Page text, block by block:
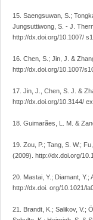
15. Saengsuwan, S.;
Jungsuttiwong, S. - J.
http://dx.doi.org/10.1007/
16. Chen, S.; Jin, J. &
http://dx.doi.org/10.1007/
17. Jin, J., Chen, S. J. &
http://dx.doi.org/10.3144/
18. Guimarães, L. M. &
19. Zou, P.; Tang, S. W.;
(2009). http://dx.doi.org/
20. Mastai, Y.; Diamant, Y.;
http://dx.doi. org/10.1021/
21. Brandt, K.; Salikov, V.;